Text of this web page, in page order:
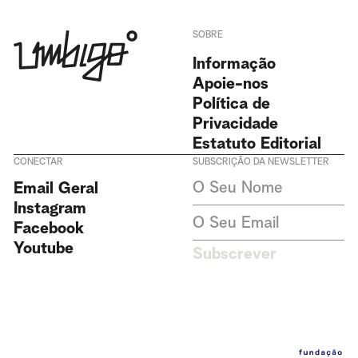
SOBRE
Informação
Apoie-nos
Política de
Privacidade
Estatuto Editorial
CONECTAR
Email Geral
Instagram
Facebook
Youtube
SUBSCRIÇÃO DA NEWSLETTER
Revista Umbigo e aceito a
recolhemos ou armazenamos
dados pessoais sem o seu
consentimento. Política de
Privacidade
Subscrever